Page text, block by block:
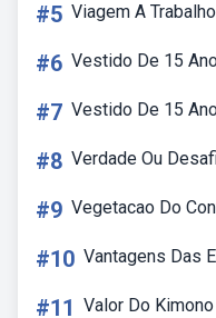
#5 Viagem A
#6 Vestido De 15
#7 Vestido De 15
#8 Verdade Ou
#9 Vegetacao Do
#10 Vantagens Das
#11 Valor Do